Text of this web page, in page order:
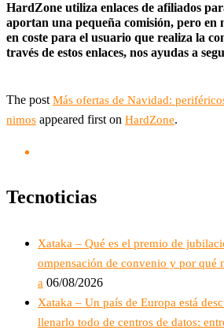
HardZone utiliza enlaces de afiliados
aportan una pequeña comisión, pero en
en coste para el usuario que realiza la
través de estos enlaces, nos ayudas a
The post Más ofertas de Navidad:
nimos appeared first on HardZone.
Tecnoticias
Xataka – Qué es el premio de
ompensación de convenio y por qué
a 06/08/2026
Xataka – Un país de Europa está
llenarlo todo de centros de datos: